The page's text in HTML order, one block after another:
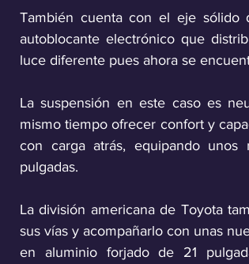
También cuenta con el eje sólido
autoblocante electrónico que
luce diferente pues ahora se
La suspensión en este caso es
mismo tiempo ofrecer confort y
con carga atrás, equipando
pulgadas.
La división americana de Toyota
sus vías y acompañarlo con unas
en aluminio forjado de 21